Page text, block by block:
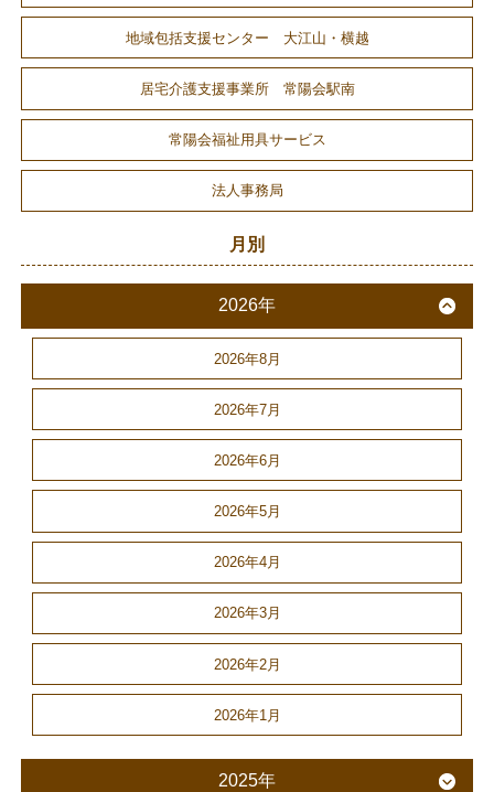
地域包括支援センター 大江山・横越
居宅介護支援事業所 常陽会駅南
常陽会福祉用具サービス
法人事務局
月別
2026年
2026年8月
2026年7月
2026年6月
2026年5月
2026年4月
2026年3月
2026年2月
2026年1月
2025年